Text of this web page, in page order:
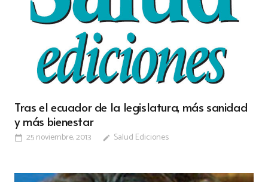
Tras el ecuador de la legislatura, más sanidad
y más bienestar
calendar_today 25 noviembre, 2013 edit Salud Ediciones